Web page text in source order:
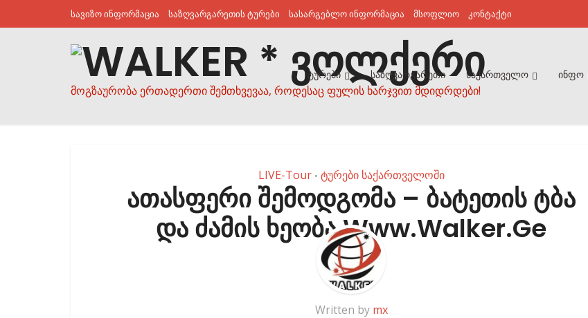
სავიზო ინფორმაცია საზღვარგარეთის ტურები სასარგებლო ინფორმაცია მსოფლიო კონტაქტი
მოგზაურობა ერთადერთი შემთხვევაა, როდესაც ფულის ხარჯვით მდიდრდები!
ტურები საზღვარგარეთი საქართველო ინფო
LIVE-Tour • ტურები საქართველოში
ათასფერი შემოდგომა – ბატეთის ტბა
და ძამის ხეობა Www.Walker.Ge
Written by mx